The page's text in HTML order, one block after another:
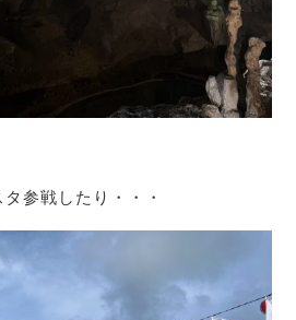
参戦したり・・・